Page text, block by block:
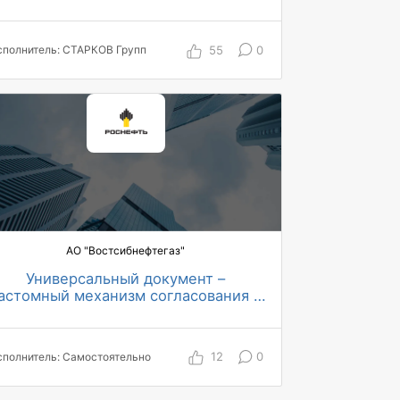
системе
> 1000 документов создается в
системе за месяц
11 интеграционных процессов с
сервисами университета
30 ключевых вариантов процессов
> 1000 подразделений охвачены
автоматизацией по проекту
СТАРКОВ Групп 55 0
АО "Востсибнефтегаз"
Универсальный документ –
механизм согласования в
автоматизацией по проекту
Самостоятельно 12 0